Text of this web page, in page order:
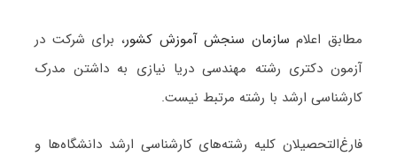
مطابق اعلام سازمان سنجش آموزش کشور، برای شرکت در
آزمون دکتری رشته مهندسی دریا نیازی به داشتن مدرک
کارشناسی ارشد با رشته مرتبط نیست.
فارغ‌‌التحصیلان کلیه رشته‌های کارشناسی ارشد دانشگاه‌ها و